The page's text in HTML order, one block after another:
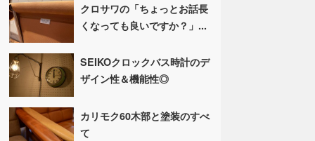
クロサワの「ちょっとお話長
くなっても良いですか？」...
SEIKOクロックバス時計のデ
ザイン性＆機能性◎
カリモク60木部と塗装のすべ
て